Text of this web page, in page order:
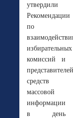
утвердили
Рекомендации
по
избирательных
комиссий и
представителей
средств
массовой
информации
в день